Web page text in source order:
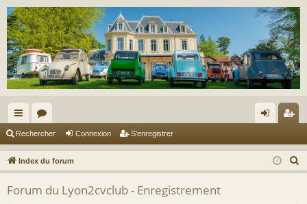
cc
ès
ra
pi
or
u
m
s
ne
xi
nr
eg
Rechercher Connexion S’enregistrer
Index du forum
e
Forum du Lyon2cvclub - Enregistrement